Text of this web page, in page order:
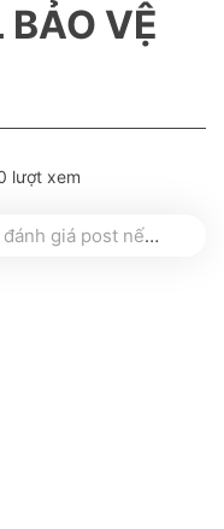
BẢO VỆ
lượt xem
Để lại đánh giá post nếu bạn thấy hữu ích nhé